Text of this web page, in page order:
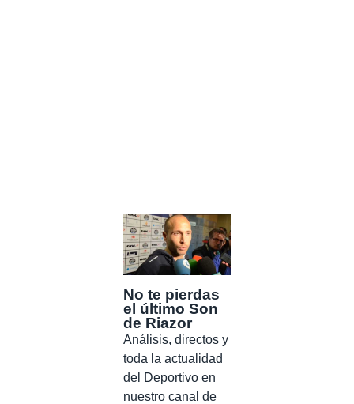
No te pierdas
el último Son
de Riazor
Análisis, directos y
toda la actualidad
del Deportivo en
nuestro canal de